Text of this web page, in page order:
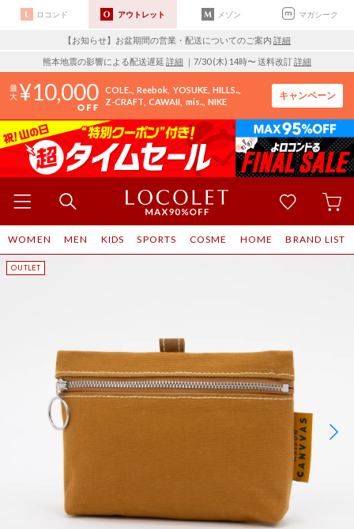
ロコンド アウトレット メゾン マガシーク
【お知らせ】お盆期間の営業・配送についてのご案内 詳細
熊本地震の影響による配送遅延 詳細 ｜7/30 (木) 14時〜 送料改訂詳細
10,000 COLE.. Reebok YOSUKE HILLS..
Z-CRAFT CAWAII mis.. NIKE
キャンペーン
WOMEN MEN KIDS SPORTS COSME HOME BRAND LIST